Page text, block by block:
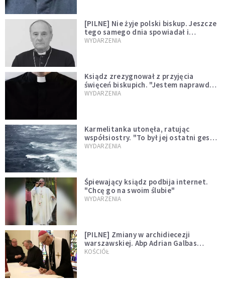
[PILNE] Nie żyje polski biskup. Jeszcze
tego samego dnia spowiadał i
sprawował Mszę świętą
WYDARZENIA
Ksiądz zrezygnował z przyjęcia
święceń biskupich. "Jestem naprawdę
niegodny"
WYDARZENIA
Karmelitanka utonęła, ratując
współsiostry. "To był jej ostatni gest
miłości"
WYDARZENIA
Śpiewający ksiądz podbija internet.
"Chcę go na swoim ślubie"
WYDARZENIA
[PILNE] Zmiany w archidiecezji
warszawskiej. Abp Adrian Galbas
wręczył dekrety nowym proboszczom
KOŚCIÓŁ